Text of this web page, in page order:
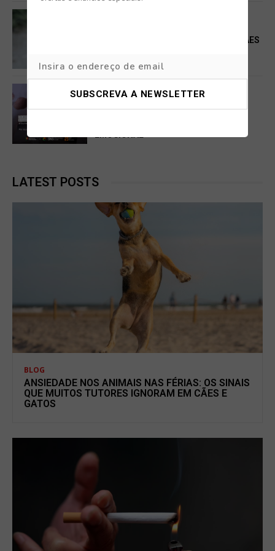
PROJETO DA RESGATO JÁ AJUDOU CÃES
CAMPANHAS
LATEST POSTS
BLOG
ANSIEDADE NOS ANIMAIS NAS FÉRIAS: OS SINAIS
QUE MUITOS TUTORES IGNORAM EM CÃES E
GATOS